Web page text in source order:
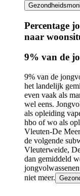
Percentage
naar
Infogram
9% van de
9% van de
het landelijk
even vaak als
wel eens.
als opleiding
hbo of wo als
Vleuten-De
de volgende
Vleuterweide,
dan gemiddeld
niet meer.